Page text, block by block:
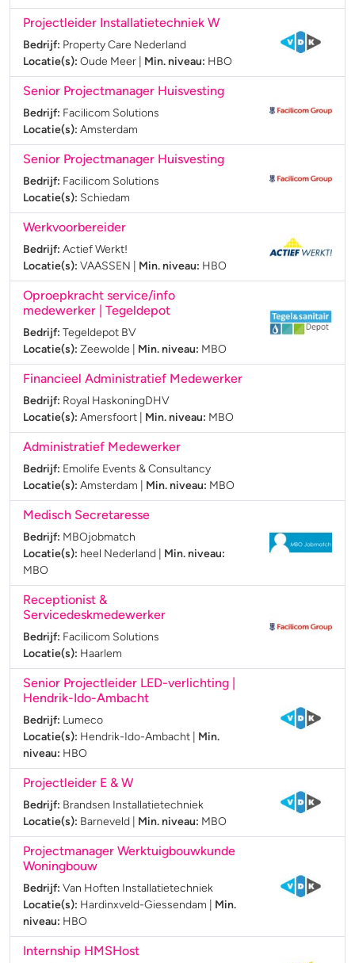
Projectleider Installatietechniek W
Bedrijf: Property Care Nederland
Locatie(s): Oude Meer Min. niveau: HBO
Senior Projectmanager Huisvesting
Bedrijf: Facilicom Solutions
Locatie(s): Amsterdam
Senior Projectmanager Huisvesting
Bedrijf: Facilicom Solutions
Locatie(s): Schiedam
Werkvoorbereider
Bedrijf: Actief Werkt!
Locatie(s): VAASSEN Min. niveau: HBO
Oproepkracht service/info
medewerker | Tegeldepot
Bedrijf: Tegeldepot BV
Locatie(s): Zeewolde Min. niveau: MBO
Financieel Administratief Medewerker
Bedrijf: Royal HaskoningDHV
Locatie(s): Amersfoort Min. niveau: MBO
Administratief Medewerker
Bedrijf: Emolife Events & Consultancy
Locatie(s): Amsterdam Min. niveau: MBO
Medisch Secretaresse
Bedrijf: MBOjobmatch
Locatie(s): heel Nederland
Min. niveau:
MBO
Receptionist &
Servicedeskmedewerker
Bedrijf: Facilicom Solutions
Locatie(s): Haarlem
Senior Projectleider LED-verlichting |
Hendrik-Ido-Ambacht
Bedrijf: Lumeco
Locatie(s): Hendrik-Ido-Ambacht
Min.
niveau: HBO
Projectleider E & W
Bedrijf: Brandsen Installatietechniek
Locatie(s): Barneveld Min. niveau: MBO
Projectmanager Werktuigbouwkunde
Woningbouw
Bedrijf: Van Hoften Installatietechniek
Locatie(s): Hardinxveld-Giessendam
Min.
niveau: HBO
Internship HMSHost